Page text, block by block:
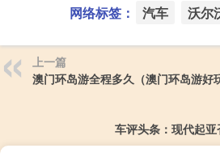
网络标签： 汽车 沃尔
上一篇
澳门环岛游全程多久（澳门环岛游好
车评头条：现代起